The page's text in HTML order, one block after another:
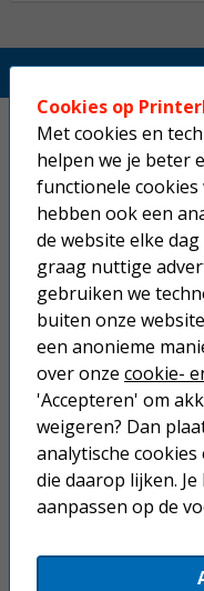
Home
Inkjetprinters
Laserprinters
All-in-one
Labelprinters
Alle printers
Mobiele printers
Accessoires
Supplies
Cookies op
Met cookies en
helpen we je beter
functionele cookies
hebben ook een
de website elke
graag nuttige
gebruiken we
buiten onze
een anonieme
over onze cookie-
'Accepteren' om
weigeren? Dan
analytische
die daarop lijken.
aanpassen op de